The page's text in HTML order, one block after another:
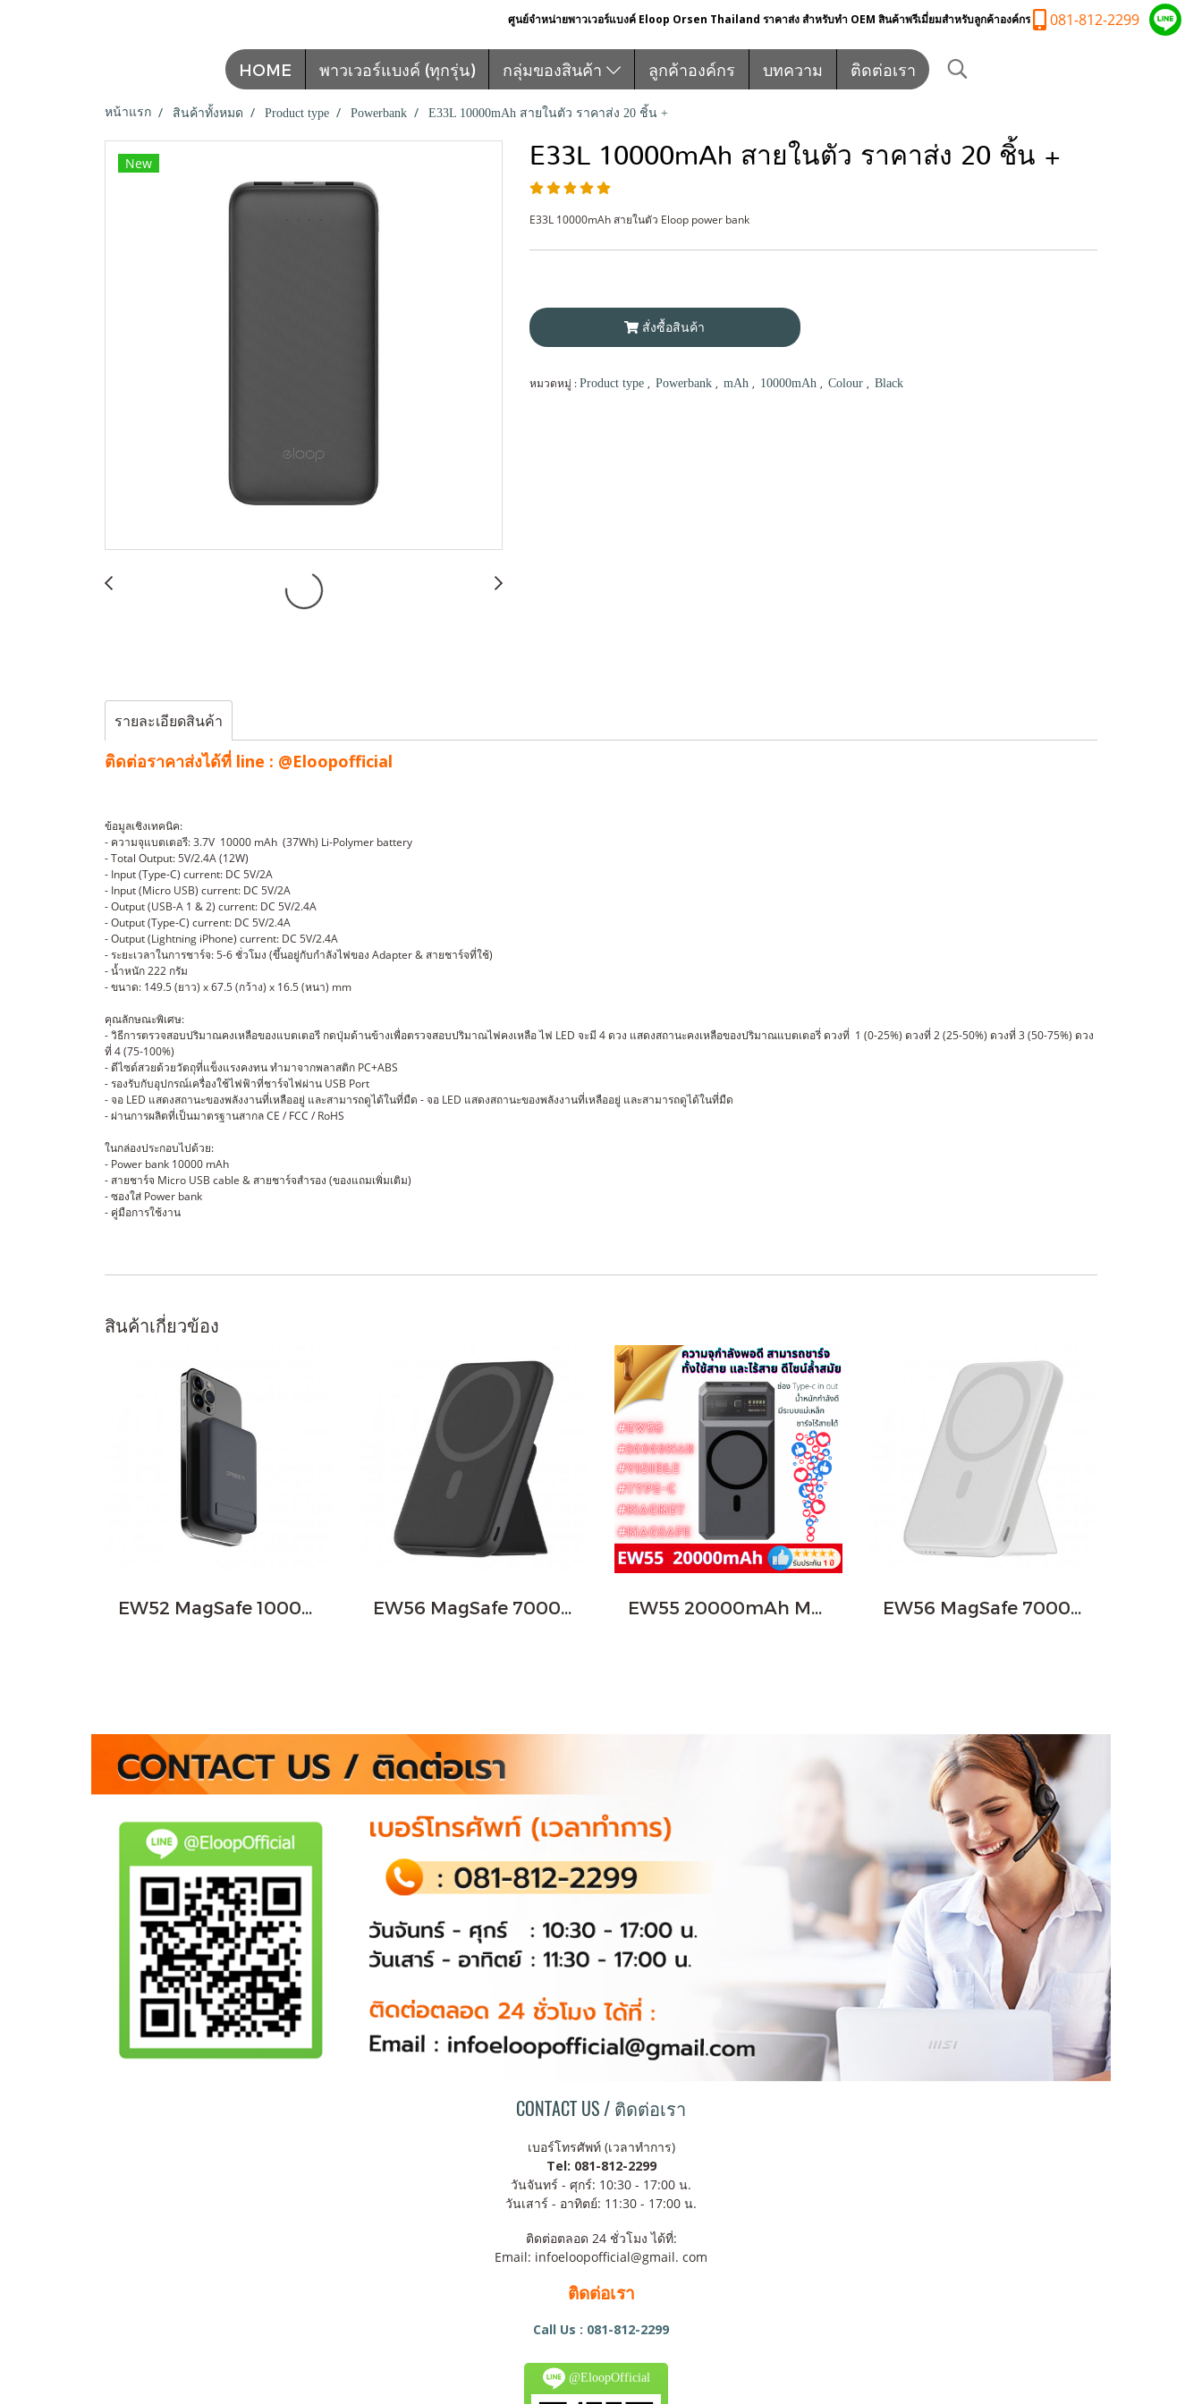
ศูนย์จำหน่ายพาวเวอร์แบงค์ Eloop Orsen Thailand ราคาส่ง สำหรับทำ OEM สินค้าพรีเมี่ยมสำหรับลูกค้าองค์กร 081-812-2299
HOME พาวเวอร์แบงค์ (ทุกรุ่น) กลุ่มของสินค้า ลูกค้าองค์กร บทความ ติดต่อเรา
หน้าแรก สินค้าทั้งหมด Product type Powerbank E33L 10000mAh สายในตัว ราคาส่ง 20 ชิ้น +
New E33L 10000mAh สายในตัว ราคาส่ง 20 ชิ้น +
E33L 10000mAh สายในตัว Eloop power bank
สั่งซื้อสินค้า
หมวดหมู่ : Product type , Powerbank , mAh , 10000mAh , Colour , Black
รายละเอียดสินค้า
ติดต่อราคาส่งได้ที่ line : @Eloopofficial
ข้อมูลเชิงเทคนิค:
- ความจุแบตเตอรี: 3.7V 10000 mAh (37Wh) Li-Polymer battery
- Total Output: 5V/2.4A (12W)
- Input (Type-C) current: DC 5V/2A
- Input (Micro USB) current: DC 5V/2A
- Output (USB-A 1 & 2) current: DC 5V/2.4A
- Output (Type-C) current: DC 5V/2.4A
- Output (Lightning iPhone) current: DC 5V/2.4A
- ระยะเวลาในการชาร์จ: 5-6 ชั่วโมง (ขึ้นอยู่กับกำลังไฟของ Adapter & สายชาร์จที่ใช้)
- น้ำหนัก 222 กรัม
- ขนาด: 149.5 (ยาว) x 67.5 (กว้าง) x 16.5 (หนา) mm
คุณลักษณะพิเศษ:
- วิธีการตรวจสอบปริมาณคงเหลือของแบตเตอรี กดปุ่มด้านข้างเพื่อตรวจสอบปริมาณไฟคงเหลือ ไฟ LED จะมี 4 ดวง แสดงสถานะคงเหลือของปริมาณแบตเตอรี่ ดวงที่ 1 (0-25%) ดวงที่ 2 (25-50%) ดวงที่ 3 (50-75%) ดวง
ที่ 4 (75-100%)
- ดีไซด์สวยด้วยวัตถุที่แข็งแรงคงทน ทำมาจากพลาสติก PC+ABS
- รองรับกับอุปกรณ์เครื่องใช้ไฟฟ้าที่ชาร์จไฟผ่าน USB Port
- จอ LED แสดงสถานะของพลังงานที่เหลืออยู่ และสามารถดูได้ในที่มืด - จอ LED แสดงสถานะของพลังงานที่เหลืออยู่ และสามารถดูได้ในที่มืด
- ผ่านการผลิตที่เป็นมาตรฐานสากล CE / FCC / RoHS
ในกล่องประกอบไปด้วย:
- Power bank 10000 mAh
- สายชาร์จ Micro USB cable & สายชาร์จสำรอง (ของแถมเพิ่มเติม)
- ซองใส่ Power bank
- คู่มือการใช้งาน
สินค้าเกี่ยวข้อง
EW52 MagSafe 10000mAh สีดำ EW56 MagSafe 7000mAh สีดำ EW55 20000mAh MagSafe 20W EW56 MagSafe 7000mAh
CONTACT US / ติดต่อเรา
เบอร์โทรศัพท์ (เวลาทำการ)
Tel: 081-812-2299
วันจันทร์ - ศุกร์: 10:30 - 17:00 น.
วันเสาร์ - อาทิตย์: 11:30 - 17:00 น.
ติดต่อตลอด 24 ชั่วโมง ได้ที่:
Email: infoeloopofficial@gmail. com
ติดต่อเรา
Call Us : 081-812-2299
@EloopOfficial